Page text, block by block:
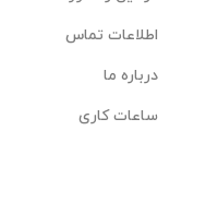
اطلاعات تماس
درباره ما
ساعات کاری